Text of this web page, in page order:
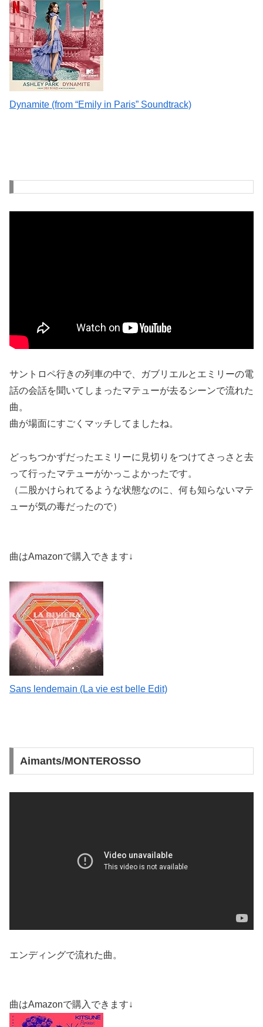
Dynamite (from “Emily in Paris” Soundtrack)
サントロペ行きの列車の中で、ガブリエルとエミリーの電
話の会話を聞いてしまったマテューが去るシーンで流れた
曲。
曲が場面にすごくマッチしてましたね。
どっちつかずだったエミリーに見切りをつけてさっさと去
って行ったマテューがかっこよかったです。
（二股かけられてるような状態なのに、何も知らないマテ
ューが気の毒だったので）
曲はAmazonで購入できます↓
Sans lendemain (La vie est belle Edit)
Aimants/MONTEROSSO
エンディングで流れた曲。
曲はAmazonで購入できます↓